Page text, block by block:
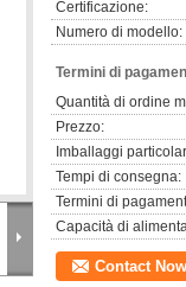
Certificazione:
Numero di modello:
Termini di
Quantità di ordine
Prezzo:
Imballaggi
Tempi di consegna:
Termini di
Capacità di
Contact Now